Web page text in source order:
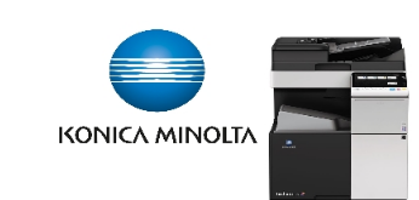
Orjinal MP 9000 828295
Aficio MP 9000, MP 1100, MP 1356